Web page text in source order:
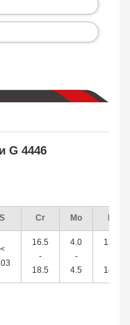
G 4446
S Cr Mo
<
16.5
-
18.5
4.0
-
4.5
12.5
14.5